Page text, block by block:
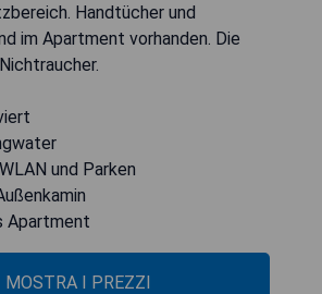
Handtücher und
im Apartment vorhanden. Die
und Parken
Apartment
MOSTRA I PREZZI